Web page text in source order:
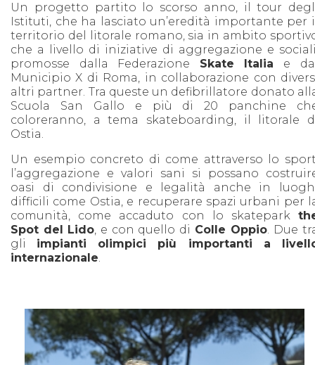
Un progetto partito lo scorso anno, il tour
Istituti, che ha lasciato un’eredità importante per
territorio del litorale romano, sia in ambito
che a livello di iniziative di aggregazione e
promosse dalla Federazione Skate Italia e
Municipio X di Roma, in collaborazione con
altri partner. Tra queste un defibrillatore donato
Scuola San Gallo e più di 20 panchine
coloreranno, a tema skateboarding, il litorale
Ostia.
Un esempio concreto di come attraverso lo
l’aggregazione e valori sani si possano
oasi di condivisione e legalità anche in
difficili come Ostia, e recuperare spazi urbani per
comunità, come accaduto con lo skatepark
Spot del Lido, e con quello di Colle Oppio. Due
gli impianti olimpici più importanti a
internazionale.